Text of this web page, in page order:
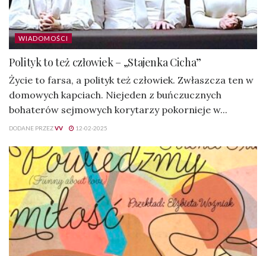
WIADOMOŚCI
Polityk to też człowiek – „Stajenka Cicha”
Życie to farsa, a polityk też człowiek. Zwłaszcza ten w
domowych kapciach. Niejeden z buńczucznych
bohaterów sejmowych korytarzy pokornieje w...
DODANE PRZEZVV 12-02-2025